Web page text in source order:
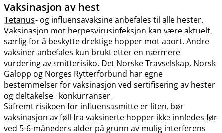
Vaksinasjon av hest
Tetanus- og influensavaksine anbefales til alle hester.
Vaksinasjon mot herpesvirusinfeksjon kan være aktuelt,
særlig for å beskytte drektige hopper mot abort. Andre
vaksiner anbefales kun brukt etter en nærmere
vurdering av smitterisiko. Det Norske Travselskap, Norsk
Galopp og Norges Rytterforbund har egne
bestemmelser for vaksinasjon ved sertifisering av hester
og deltakelse i konkurranser.
Såfremt risikoen for influensasmitte er liten, bør
vaksinasjon av føll fra vaksinerte hopper ikke innledes før
ved 5-6-måneders alder på grunn av mulig interferens